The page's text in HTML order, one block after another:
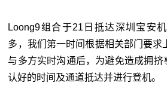
Loong9组合于21日抵达深圳宝安
多，我们第一时间根据相关部门要求
与多方实时沟通后，为避免造成拥挤
认好的时间及通道抵达并进行登机。